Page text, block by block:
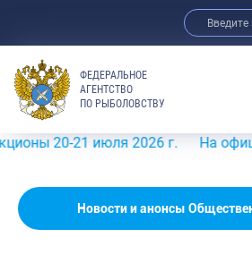
ФЕДЕРАЛЬНОЕ
АГЕНТСТВО
ПО РЫБОЛОВСТВУ
20-21 июля 2026 г. На
Новости и анонсы